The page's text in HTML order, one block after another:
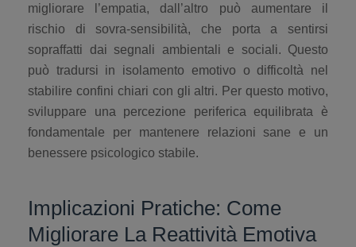
migliorare l’empatia, dall’altro può aumentare il
rischio di sovra-sensibilità, che porta a sentirsi
sopraffatti dai segnali ambientali e sociali. Questo
può tradursi in isolamento emotivo o difficoltà nel
stabilire confini chiari con gli altri. Per questo motivo,
sviluppare una percezione periferica equilibrata è
fondamentale per mantenere relazioni sane e un
benessere psicologico stabile.
Implicazioni Pratiche: Come
Migliorare La Reattività Emotiva